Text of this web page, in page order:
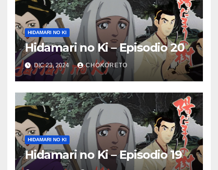
HIDAMARI NO KI
Hidamari no Ki – Episodio 20
DIC 23, 2024 CHOKORETO
HIDAMARI NO KI
Hidamari no Ki – Episodio 19